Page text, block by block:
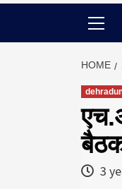
HOME
3